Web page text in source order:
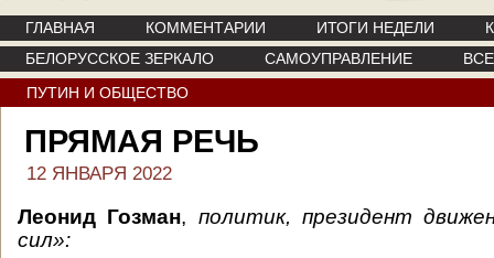
ГЛАВНАЯ КОММЕНТАРИИ ИТОГИ НЕДЕЛИ
БЕЛОРУССКОЕ ЗЕРКАЛО
САМОУПРАВЛЕНИЕ
ПУТИН И ОБЩЕСТВО
ПРЯМАЯ РЕЧЬ
12 ЯНВАРЯ 2022
Леонид Гозман, политик, президент
сил»: